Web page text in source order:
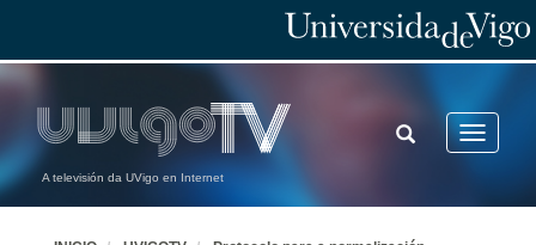
A televisión da UVigo en Internet
Toggle
TOGGLE
SEARCH